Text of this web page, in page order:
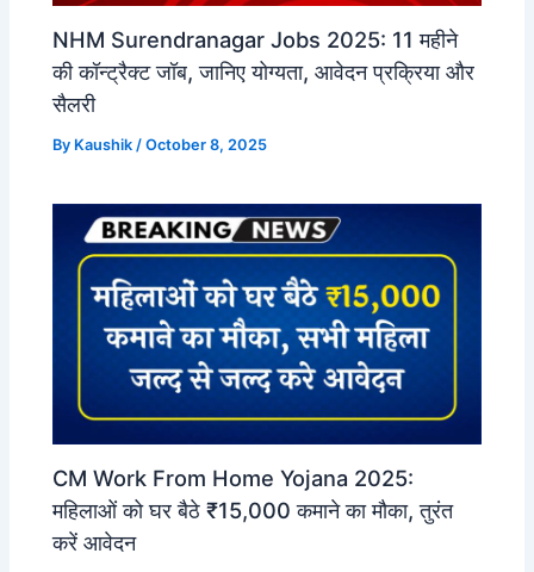
NHM Surendranagar Jobs 2025: 11 महीने
की कॉन्ट्रैक्ट जॉब, जानिए योग्यता, आवेदन प्रक्रिया और
सैलरी
By Kaushik /October 8, 2025
CM Work From Home Yojana 2025:
महिलाओं को घर बैठे ₹15,000 कमाने का मौका, तुरंत
करें आवेदन